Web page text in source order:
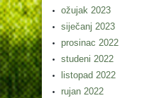
ožujak 2023
siječanj 2023
prosinac 2022
studeni 2022
listopad 2022
rujan 2022